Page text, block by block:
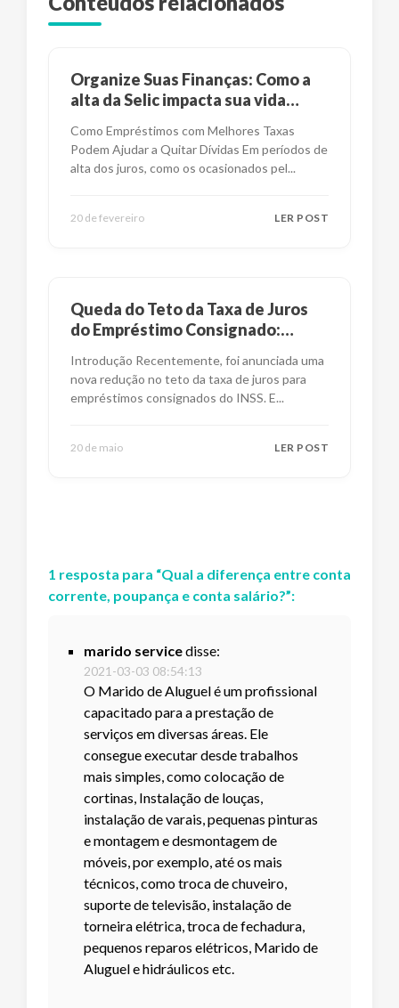
Organize Suas Finanças: Como a
alta da Selic impacta sua vida
Como Empréstimos com Melhores Taxas
Podem Ajudar a Quitar Dívidas Em períodos de
alta dos juros, como os ocasionados pel...
20 de fevereiro LER POST
Queda do Teto da Taxa de Juros
do Empréstimo Consignado:
Introdução Recentemente, foi anunciada uma
nova redução no teto da taxa de juros para
empréstimos consignados do INSS. E...
20 de maio LER POST
1 resposta para “Qual a diferença entre conta
corrente, poupança e conta salário?”:
marido servicedisse:
2021-03-03 08:54:13
O Marido de Aluguel é um profissional
capacitado para a prestação de
serviços em diversas áreas. Ele
consegue executar desde trabalhos
mais simples, como colocação de
cortinas, Instalação de louças,
instalação de varais, pequenas pinturas
e montagem e desmontagem de
móveis, por exemplo, até os mais
técnicos, como troca de chuveiro,
suporte de televisão, instalação de
torneira elétrica, troca de fechadura,
pequenos reparos elétricos, Marido de
Aluguel e hidráulicos etc.